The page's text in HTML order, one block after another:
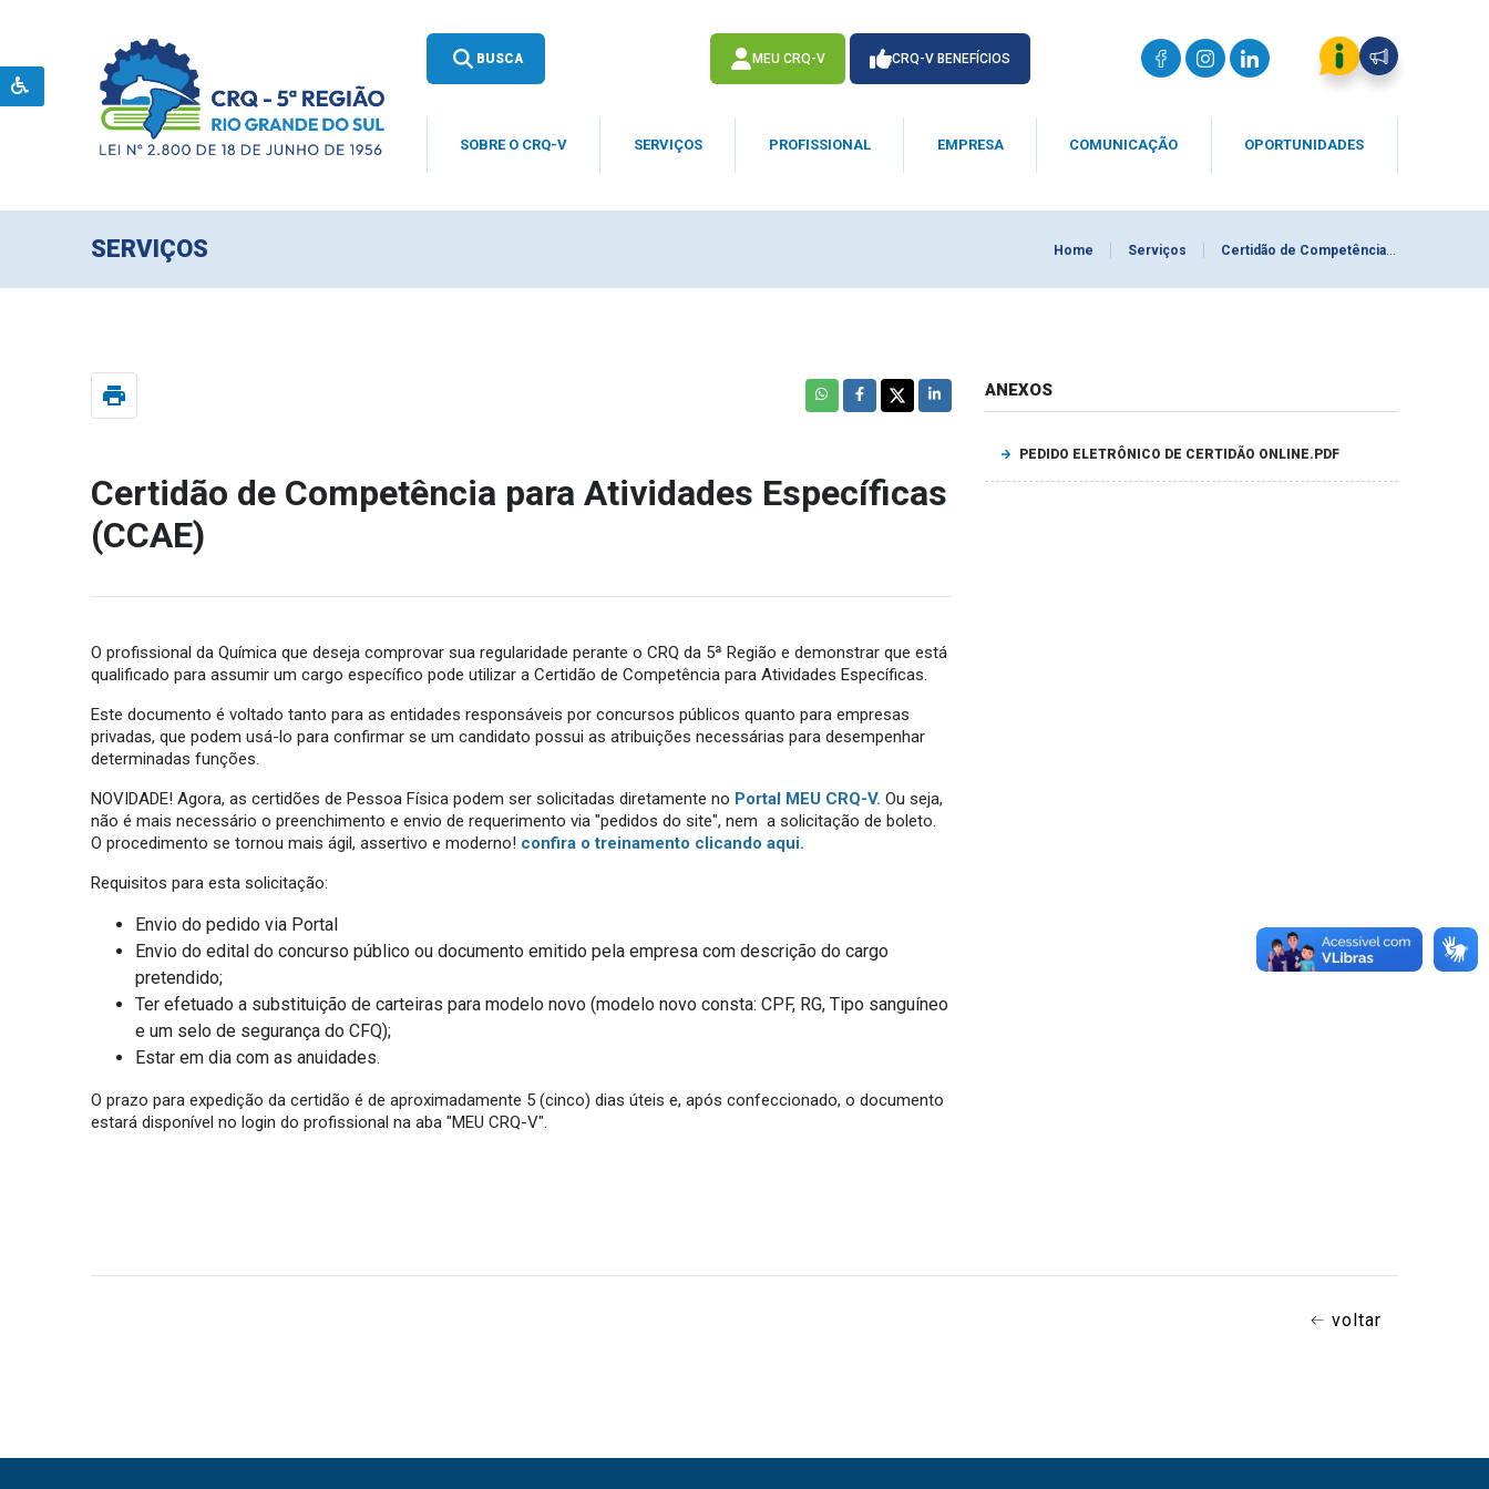
BUSCA MEU CRQ-V CRQ-V BENEFÍCIOS
SOBRE O CRQ-V SERVIÇOS PROFISSIONAL EMPRESA COMUNICAÇÃO OPORTUNIDADES
SERVIÇOS Home Serviços Certidão de Competência para Atividades Específicas (CCAE)
print
Certidão de Competência para Atividades Específicas
(CCAE)
O profissional da Química que deseja comprovar sua regularidade perante o CRQ da 5ª Região e demonstrar que está
qualificado para assumir um cargo específico pode utilizar a Certidão de Competência para Atividades Específicas.
Este documento é voltado tanto para as entidades responsáveis por concursos públicos quanto para empresas
privadas, que podem usá-lo para confirmar se um candidato possui as atribuições necessárias para desempenhar
determinadas funções.
NOVIDADE! Agora, as certidões de Pessoa Física podem ser solicitadas diretamente no Portal MEU CRQ-V. Ou seja,
não é mais necessário o preenchimento e envio de requerimento via "pedidos do site", nem a solicitação de boleto.
O procedimento se tornou mais ágil, assertivo e moderno! confira o treinamento clicando aqui.
Requisitos para esta solicitação:
Envio do pedido via Portal
Envio do edital do concurso público ou documento emitido pela empresa com descrição do cargo
pretendido;
Ter efetuado a substituição de carteiras para modelo novo (modelo novo consta: CPF, RG, Tipo sanguíneo
e um selo de segurança do CFQ);
Estar em dia com as anuidades.
O prazo para expedição da certidão é de aproximadamente 5 (cinco) dias úteis e, após confeccionado, o documento
estará disponível no login do profissional na aba "MEU CRQ-V".
ANEXOS
PEDIDO ELETRÔNICO DE CERTIDÃO ONLINE.PDF
voltar